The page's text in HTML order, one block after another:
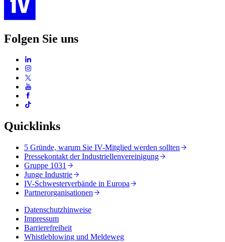
Folgen Sie uns
Quicklinks
5 Gründe, warum Sie IV-Mitglied werden sollten
Pressekontakt der Industriellenvereinigung
Gruppe 1031
Junge Industrie
IV-Schwesterverbände in Europa
Partnerorganisationen
Datenschutzhinweise
Impressum
Barrierefreiheit
Whistleblowing und Meldeweg